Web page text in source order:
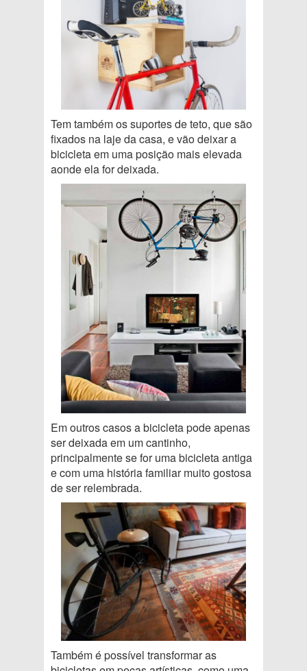
Tem também os suportes de teto, que são
fixados na laje da casa, e vão deixar a
bicicleta em uma posição mais elevada
aonde ela for deixada.
Em outros casos a bicicleta pode apenas
ser deixada em um cantinho,
principalmente se for uma bicicleta antiga
e com uma história familiar muito gostosa
de ser relembrada.
Também é possível transformar as